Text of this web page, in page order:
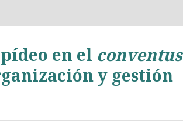
en el conventus
y gestión